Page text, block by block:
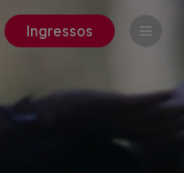
Ingressos